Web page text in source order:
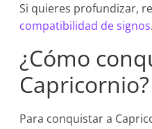
Si quieres profundizar,
compatibilidad de signos.
¿Cómo
Capricornio?
Para conquistar a